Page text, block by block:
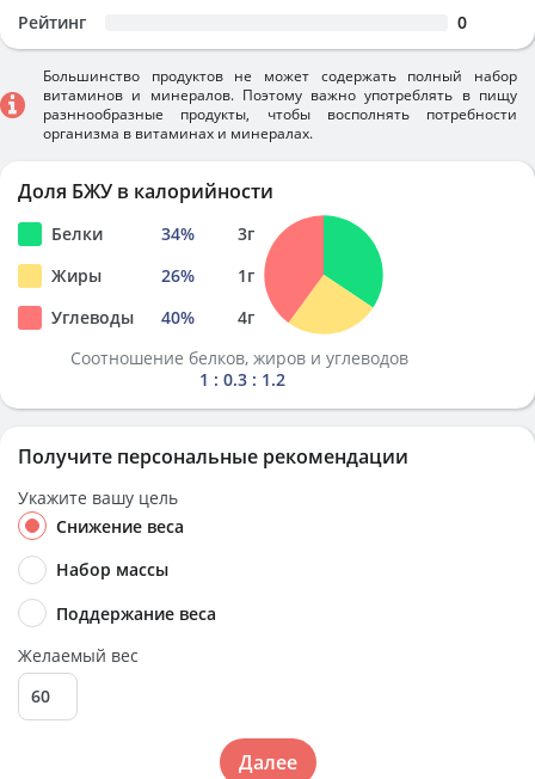
Рейтинг 0
Большинство продуктов не может содержать полный набор
витаминов и минералов. Поэтому важно употреблять в пищу
разннообразные продукты, чтобы восполнять потребности
организма в витаминах и минералах.
Доля БЖУ в калорийности
Белки 34% 3г
Жиры
26% 1г
Углеводы
40% 4г
Соотношение белков, жиров и углеводов
1 : 0.3 : 1.2
Получите персональные рекомендации
Укажите вашу цель
Снижение веса
Набор массы
Поддержание веса
Желаемый вес
Далее